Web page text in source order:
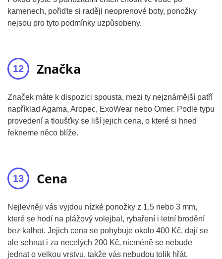
kamenech, pořiďte si raději neoprenové boty, ponožky
nejsou pro tyto podmínky uzpůsobeny.
Značka
Značek máte k dispozici spousta, mezi ty nejznámější patří
například Agama, Aropec, ExoWear nebo Omer. Podle typu
provedení a tloušťky se liší jejich cena, o které si hned
řekneme něco blíže.
Cena
Nejlevněji vás vyjdou nízké ponožky z 1,5 nebo 3 mm,
které se hodí na plážový volejbal, rybaření i letní brodění
bez kalhot. Jejich cena se pohybuje okolo 400 Kč, dají se
ale sehnat i za necelých 200 Kč, nicméně se nebude
jednat o velkou vrstvu, takže vás nebudou tolik hřát.